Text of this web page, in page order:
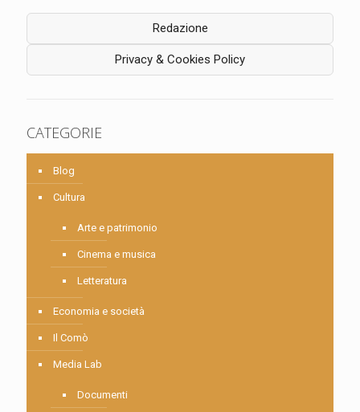
Redazione
Privacy & Cookies Policy
CATEGORIE
Blog
Cultura
Arte e patrimonio
Cinema e musica
Letteratura
Economia e società
Il Comò
Media Lab
Documenti